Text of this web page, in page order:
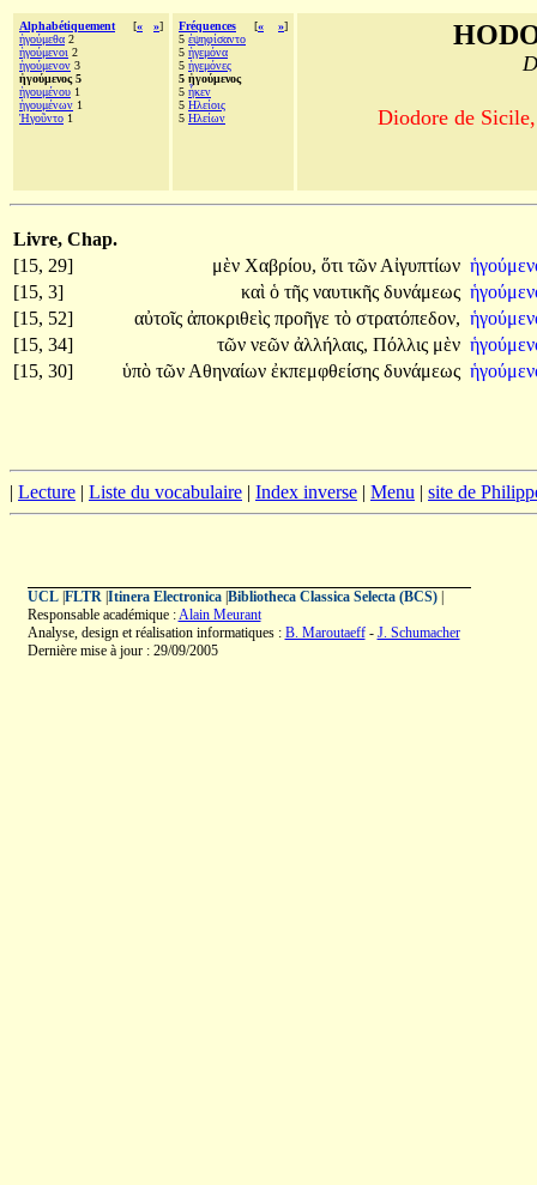
Alphabétiquement [« »]
ἡγούμεθα 2
ἡγούμενοι 2
ἡγούμενον 3
ἡγούμενος 5
ἡγουμένου 1
ἡγουμένων 1
Ἡγοῦντο 1
Fréquences [« »]
5 ἐψηφίσαντο
5 ἡγεμόνα
5 ἡγεμόνες
5 ἡγούμενος
5 ἧκεν
5 Ηλείοις
5 Ηλείων Diodore de
Livre, Chap.
[15, 29]
μὲν Χαβρίου, ὅτι τῶν Αἰγυπτίων
[15, 3]
καὶ ὁ τῆς ναυτικῆς δυνάμεως
[15, 52]
αὐτοῖς ἀποκριθεὶς προῆγε τὸ στρατόπεδον,
[15, 34]
τῶν νεῶν ἀλλήλαις, Πόλλις μὲν
[15, 30]
ὑπὸ τῶν Αθηναίων ἐκπεμφθείσης δυνάμεως
| Lecture | Liste du vocabulaire | Index inverse | Menu | site de
UCL| FLTR| Itinera Electronica| Bibliotheca Classica Selecta (BCS)|
Responsable académique :Alain Meurant
Analyse, design et réalisation informatiques : B. Maroutaeff- J. Schumacher
Dernière mise à jour : 29/09/2005